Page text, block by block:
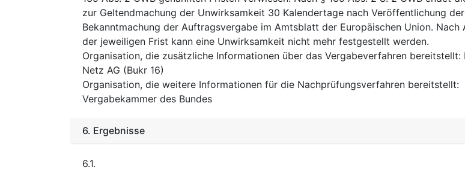
zur Geltendmachung der Unwirksamkeit 30 Kalendertage nach Veröffentlichung der
Bekanntmachung der Auftragsvergabe im Amtsblatt der Europäischen Union. Nach
der jeweiligen Frist kann eine Unwirksamkeit nicht mehr festgestellt werden.
Organisation, die zusätzliche Informationen über das Vergabeverfahren bereitstellt:
Netz AG (Bukr 16)
Organisation, die weitere Informationen für die Nachprüfungsverfahren bereitstellt:
Vergabekammer des Bundes
6. Ergebnisse
6.1.